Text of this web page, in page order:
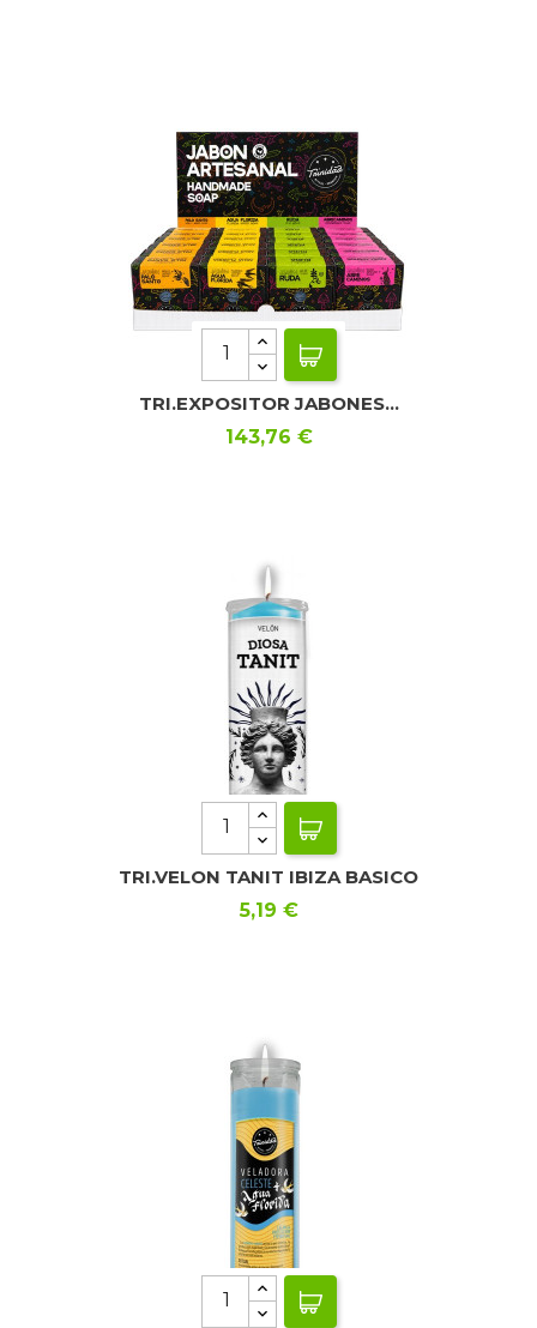
TRI.EXPOSITOR JABONES...
Precio
143,76 €
TRI.VELON TANIT IBIZA BASICO
Precio
5,19 €